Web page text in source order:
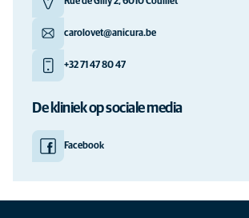
carolovet@anicura.be
+32 71 47 80 47
De kliniek op sociale media
Facebook